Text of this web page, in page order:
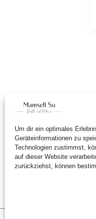
Um dir ein optimales
Geräteinformationen zu
Technologien zustimmst,
auf dieser Website
zurückziehst, können